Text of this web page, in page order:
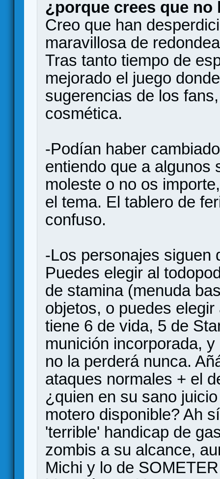
¿porque crees que no
Creo que han
maravillosa de
Tras tanto tiempo de
mejorado el juego
sugerencias de los
cosmética.
-Podían haber
entiendo que a algunos
moleste o no os
el tema. El tablero de
confuso.
-Los personajes siguen
Puedes elegir al
de stamina (menuda
objetos, o puedes
tiene 6 de vida, 5 de
munición incorporada,
no la perderá nunca.
ataques normales + el
¿quien en su sano
motero disponible? Ah
'terrible' handicap de
zombis a su alcance,
Michi y lo de